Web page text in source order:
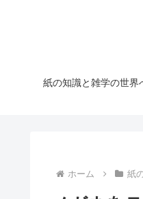
紙の知識と雑学の世界
ホーム 紙